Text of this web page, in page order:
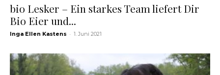
bio Lesker – Ein starkes Team liefert Dir
Bio Eier und...
Inga Ellen Kastens - 1. Juni 2021